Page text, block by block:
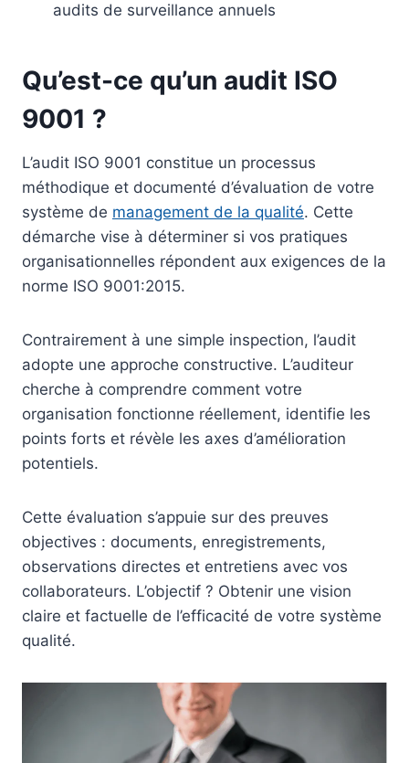
audits de surveillance annuels
Qu’est-ce qu’un audit ISO
9001 ?
L’audit ISO 9001 constitue un processus
méthodique et documenté d’évaluation de votre
système de management de la qualité. Cette
démarche vise à déterminer si vos pratiques
organisationnelles répondent aux exigences de la
norme ISO 9001:2015.
Contrairement à une simple inspection, l’audit
adopte une approche constructive. L’auditeur
cherche à comprendre comment votre
organisation fonctionne réellement, identifie les
points forts et révèle les axes d’amélioration
potentiels.
Cette évaluation s’appuie sur des preuves
objectives : documents, enregistrements,
observations directes et entretiens avec vos
collaborateurs. L’objectif ? Obtenir une vision
claire et factuelle de l’efficacité de votre système
qualité.